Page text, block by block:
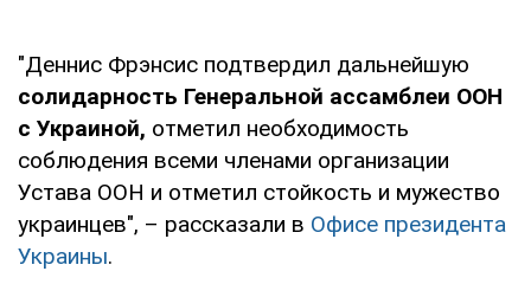
"Деннис Фрэнсис подтвердил дальнейшую
солидарность Генеральной ассамблеи ООН
с Украиной, отметил необходимость
соблюдения всеми членами организации
Устава ООН и отметил стойкость и мужество
украинцев", – рассказали в Офисе президента
Украины.